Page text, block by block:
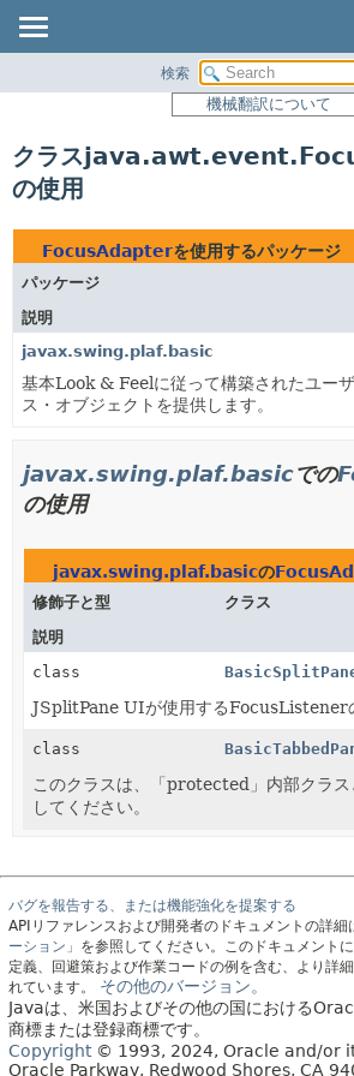
パッケージ
クラス
使用
ツリー
新規
非推奨
索引
検索
機械翻訳について
クラス
の使用
FocusAdapterを使用するパッケージ
パッケージ
説明
javax.swing.plaf.basic
基本Look & Feelに従って構築されたユー
ス・オブジェクトを提供します。
javax.swing.plaf.basicでの
の使用
javax.swing.plaf.basicの
修飾子と型
クラス
説明
class
JSplitPane UIが使用するFocusListener
class
このクラスは、「protected」内部クラス
してください。
バグを報告する、または機能強化を提案する
APIリファレンスおよび開発者のドキュメントの詳細
ーション」 を参照してください。このドキュメント
定義、回避策および作業コードの例を含む、より詳
れています。
その他のバージョン。
Javaは、米国およびその他の国における
商標または登録商標です。
Copyright© 1993, 2024, Oracle and/or
Oracle Parkway, Redwood Shores, CA